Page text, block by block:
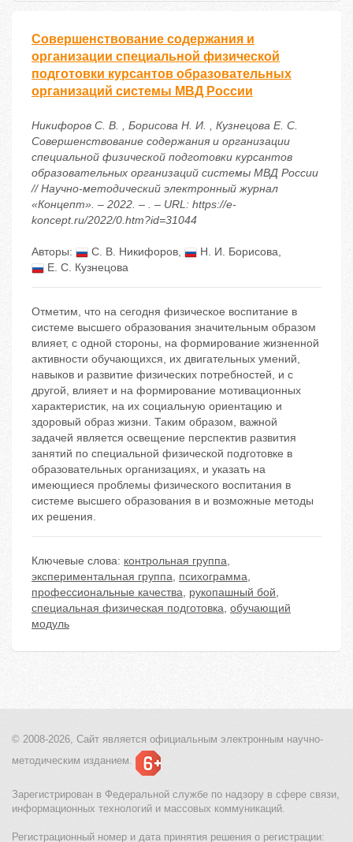
Совершенствование содержания и
организации специальной физической
подготовки курсантов образовательных
организаций системы МВД России
Никифоров С. В. , Борисова Н. И. , Кузнецова Е. С.
Совершенствование содержания и организации
специальной физической подготовки курсантов
образовательных организаций системы МВД России
// Научно-методический электронный журнал
«Концепт». – 2022. – . – URL: https://e-
koncept.ru/2022/0.htm?id=31044
Авторы: С. В. Никифоров, Н. И. Борисова,
Е. С. Кузнецова
Отметим, что на сегодня физическое воспитание в
системе высшего образования значительным образом
влияет, с одной стороны, на формирование жизненной
активности обучающихся, их двигательных умений,
навыков и развитие физических потребностей, и с
другой, влияет и на формирование мотивационных
характеристик, на их социальную ориентацию и
здоровый образ жизни. Таким образом, важной
задачей является освещение перспектив развития
занятий по специальной физической подготовке в
образовательных организациях, и указать на
имеющиеся проблемы физического воспитания в
системе высшего образования в и возможные методы
их решения.
Ключевые слова: контрольная группа,
экспериментальная группа, психограмма,
профессиональные качества, рукопашный бой,
специальная физическая подготовка, обучающий
модуль
© 2008-2026, Сайт является официальным электронным научно-
методическим изданием.
Зарегистрирован в Федеральной службе по надзору в сфере связи,
информационных технологий и массовых коммуникаций.
Регистрационный номер и дата принятия решения о регистрации: